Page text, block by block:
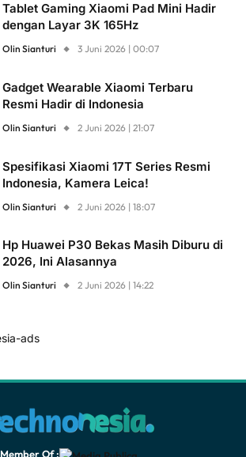
Tablet Gaming Xiaomi Pad Mini Hadir
dengan Layar 3K 165Hz
Olin Sianturi 3 Juni 2026 | 00:07
Gadget Wearable Xiaomi Terbaru
Resmi Hadir di Indonesia
Olin Sianturi 2 Juni 2026 | 21:07
Spesifikasi Xiaomi 17T Series Resmi
Indonesia, Kamera Leica!
Olin Sianturi 2 Juni 2026 | 18:07
Hp Huawei P30 Bekas Masih Diburu di
2026, Ini Alasannya
Olin Sianturi 2 Juni 2026 | 14:22
Member Of :